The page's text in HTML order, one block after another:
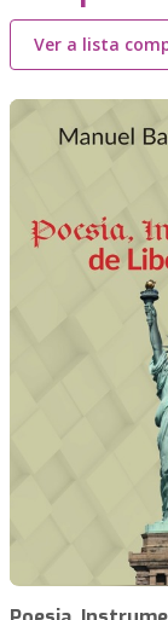
Ver a lista